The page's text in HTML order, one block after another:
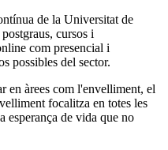
de la Universitat de
cursos i
com presencial i
possibles del sector.
en àrees com l'envelliment, el
focalitza en totes les
esperança de vida que no